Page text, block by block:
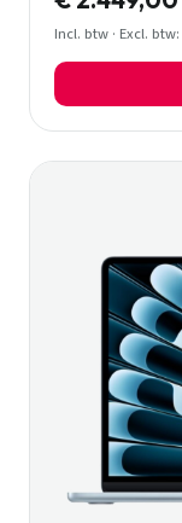
Incl. btw · Excl.